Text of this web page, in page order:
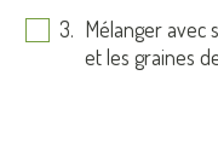
Mélanger avec
et les graines